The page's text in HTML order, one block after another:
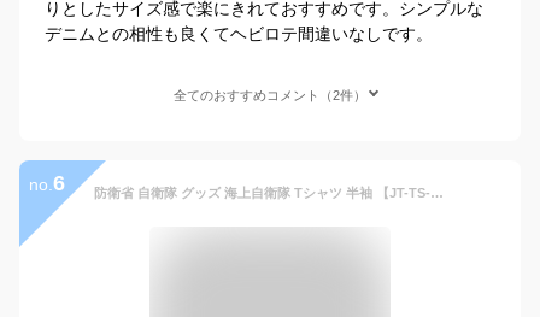
りとしたサイズ感で楽にきれておすすめです。シンプルな
デニムとの相性も良くてヘビロテ間違いなしです。
全てのおすすめコメント（2件）
no. 6 防衛省 自衛隊 グッズ 海上自衛隊 Tシャツ 半袖 【JT-TS-TS-003】 海自 メンズ レディース 青 迷彩 デジタル デジカモ カモフラ 吸水 速乾 サバイバル サバゲー コレクション S M L XL 2L LL 2XL 3L XXL 大きいサイズ PX売店限定